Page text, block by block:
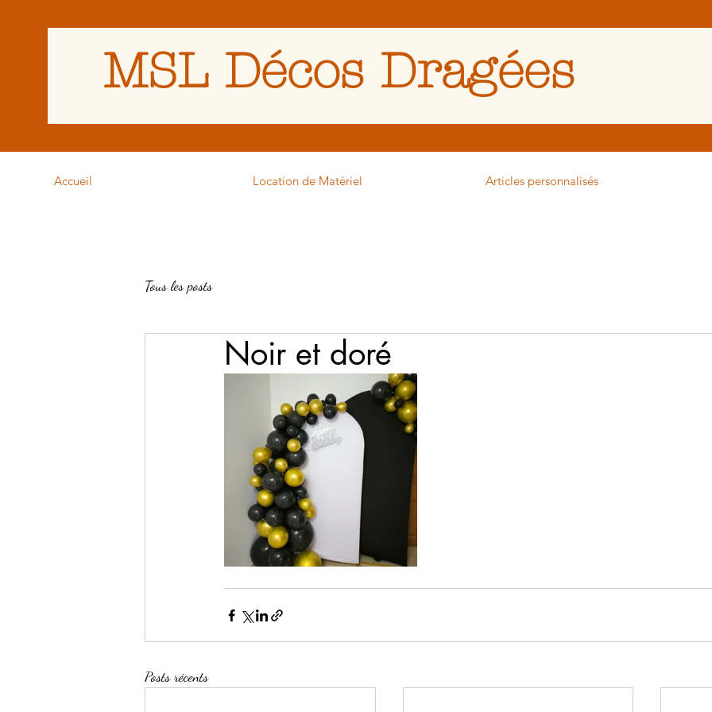
MSL Décos Dragées
Accueil Location de Matériel Articles personnalisés
Tous les posts
Noir et doré
Posts récents